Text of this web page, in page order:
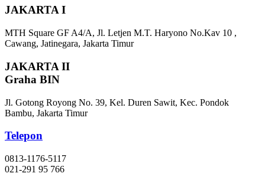
JAKARTA I
MTH Square GF A4/A, Jl. Letjen M.T. Haryono No.Kav 10 ,
Cawang, Jatinegara, Jakarta Timur
JAKARTA II
Graha BIN
Jl. Gotong Royong No. 39, Kel. Duren Sawit, Kec. Pondok
Bambu, Jakarta Timur
Telepon
0813-1176-5117
021-291 95 766